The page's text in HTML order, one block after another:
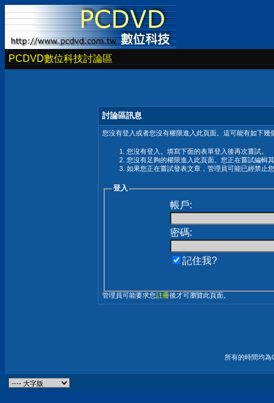
PCDVD數位科技討論區
討論區訊息
您沒有登入或者您沒有權限進入此頁面。這可能有如下幾
您沒有登入。填寫下面的表單登入後再次嘗試。
您沒有足夠的權限進入此頁面。您正在嘗試編輯
如果您正在嘗試發表文章，管理員可能已經禁止
登入
帳戶:
密碼:
記住我?
管理員可能要求您註冊後才可瀏覽此頁面。
所有的時間均為